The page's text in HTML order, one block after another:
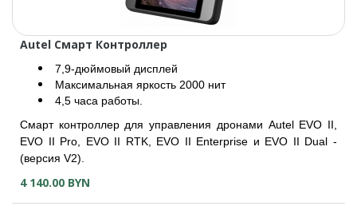
Autel Смарт Контроллер
7,9-дюймовый дисплей
Максимальная яркость 2000 нит
4,5 часа работы.
Смарт контроллер для управления дронами Autel EVO II,
EVO II Pro, EVO II RTK, EVO II Enterprise и EVO II Dual -
(версия V2).
4 140.00 BYN